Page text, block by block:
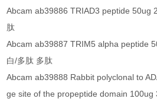
Abcam ab39886 TRIAD3 peptide 50ug
肽
Abcam ab39887 TRIM5 alpha peptide
白/多肽 多肽
Abcam ab39888 Rabbit polyclonal to
ge site of the propeptide domain 100ug